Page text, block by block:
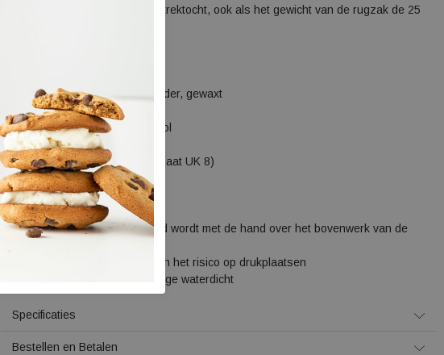
geschikt voor een avontuurlijke trektocht, ook als het gewicht van de rugzak de 25
Materiaal bovenwerk: Nubuck leder, gewaxt
Materiaal voering: Gore-Tex
Voetbed: Hanwag losse inlegzool
Zool: Vibram® Fuora
Gewicht: 1640 gram per paar (maat UK 8)
Overige specificaties:
Air Pulse System
De rondlopende stootrand wordt met de hand over het bovenwerk van de
Minder naden verminderen het risico op drukplaatsen
Gore-Tex voering - volledige waterdicht
Specificaties
Bestellen en Betalen